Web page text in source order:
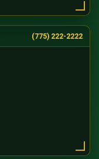
(775) 222-2222